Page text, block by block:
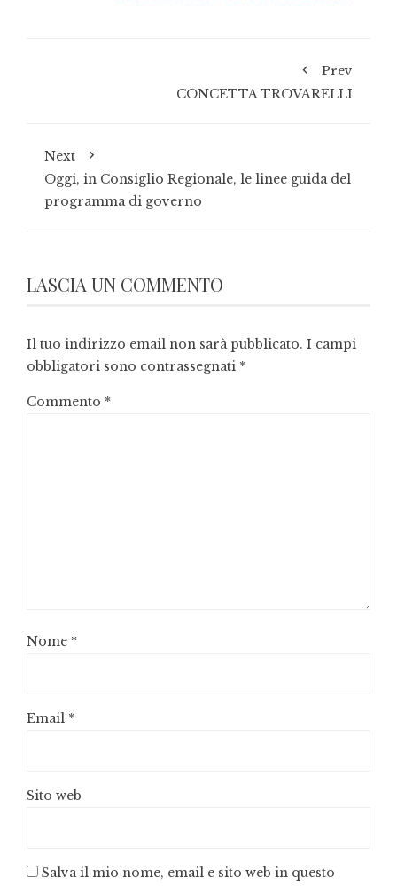
Prev
CONCETTA TROVARELLI
Next
Oggi, in Consiglio Regionale, le linee guida del
programma di governo
LASCIA UN COMMENTO
Il tuo indirizzo email non sarà pubblicato. I campi
obbligatori sono contrassegnati *
Commento *
Nome *
Email *
Sito web
Salva il mio nome, email e sito web in questo